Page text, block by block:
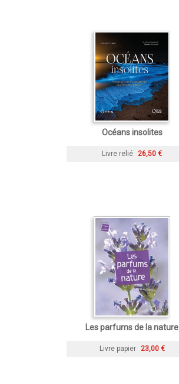
Océans insolites
Livre relié 26,50 €
Les parfums de la nature
Livre papier 23,00 €